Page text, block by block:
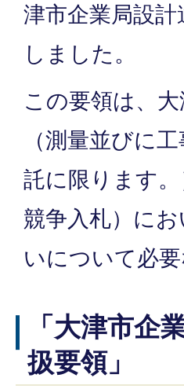
津市企業局設
しました。
この要領は、
（測量並びに
託に限ります
競争入札）に
いについて必
「大津市企
扱要領」